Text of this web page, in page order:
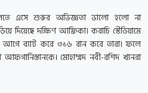
এসে শুরুর অভিজ্ঞতা ভালো হলো না
দিয়েছে দক্ষিণ আফ্রিকা।করাচি স্টেডিয়ামে
আগে ব্যাট করে ৩১৬ রান করে তারা। ফলে
মোহাম্মদ নবী-রশিদ খানরা